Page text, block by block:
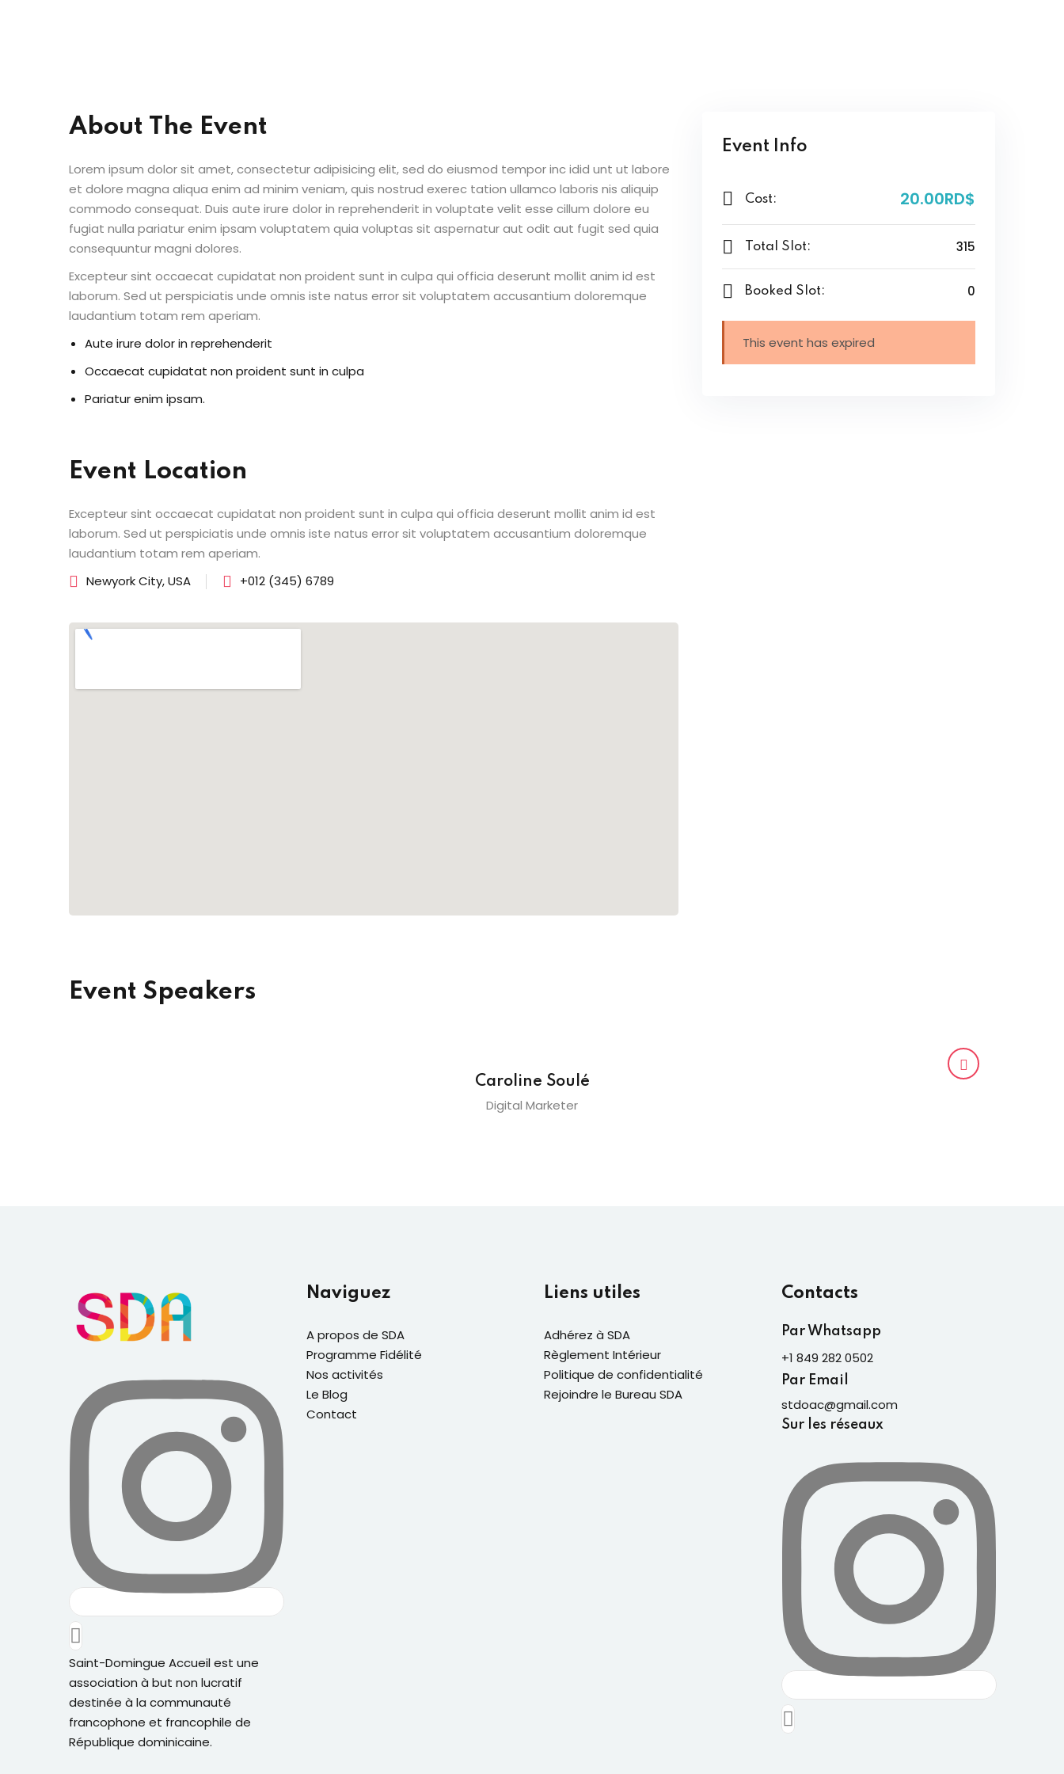
About The Event
Lorem ipsum dolor sit amet, consectetur adipisicing elit, sed do eiusmod tempor inc idid unt ut labore
et dolore magna aliqua enim ad minim veniam, quis nostrud exerec tation ullamco laboris nis aliquip
commodo consequat. Duis aute irure dolor in reprehenderit in voluptate velit esse cillum dolore eu
fugiat nulla pariatur enim ipsam voluptatem quia voluptas sit aspernatur aut odit aut fugit sed quia
consequuntur magni dolores.
Excepteur sint occaecat cupidatat non proident sunt in culpa qui officia deserunt mollit anim id est
laborum. Sed ut perspiciatis unde omnis iste natus error sit voluptatem accusantium doloremque
laudantium totam rem aperiam.
Aute irure dolor in reprehenderit
Occaecat cupidatat non proident sunt in culpa
Pariatur enim ipsam.
Event Location
Excepteur sint occaecat cupidatat non proident sunt in culpa qui officia deserunt mollit anim id est
laborum. Sed ut perspiciatis unde omnis iste natus error sit voluptatem accusantium doloremque
laudantium totam rem aperiam.
Newyork City, USA
+012 (345) 6789
Event Info
Cost: 20.00RD$
Total Slot: 315
Booked Slot: 0
This event has expired
Event Speakers
Caroline Soulé
Digital Marketer
Saint-Domingue Accueil est une
association à but non lucratif
destinée à la communauté
francophone et francophile de
République dominicaine.
Naviguez
A propos de SDA
Programme Fidélité
Nos activités
Le Blog
Contact
Liens utiles
Adhérez à SDA
Règlement Intérieur
Politique de confidentialité
Rejoindre le Bureau SDA
Contacts
Par Whatsapp
+1 849 282 0502
Par Email
stdoac@gmail.com
Sur les réseaux